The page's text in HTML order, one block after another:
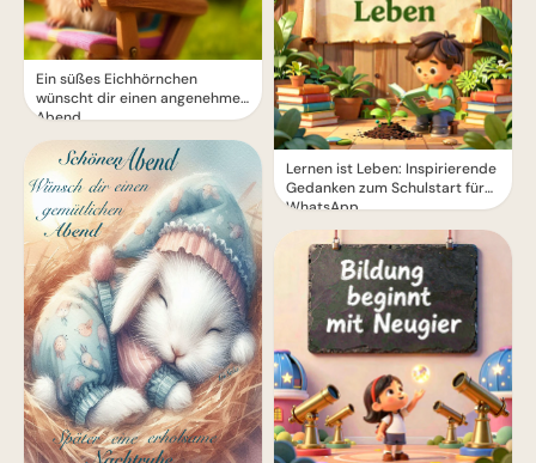
Ein süßes Eichhörnchen
wünscht dir einen angenehmen
Abend
Lernen ist Leben: Inspirierende
Gedanken zum Schulstart für
WhatsApp.